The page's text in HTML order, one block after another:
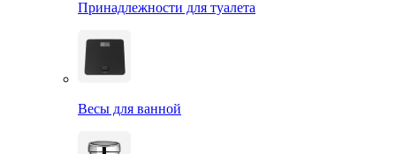
Принадлежности для туалета
Весы для ванной